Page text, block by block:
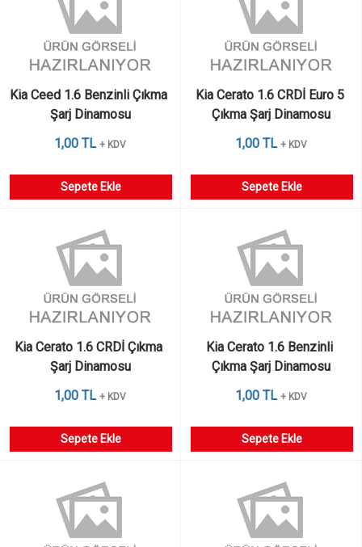
Kia Ceed 1.6 Benzinli Çıkma
Şarj Dinamosu
1,00 TL + KDV
Sepete Ekle
Kia Cerato 1.6 CRDİ Euro 5
Çıkma Şarj Dinamosu
1,00 TL + KDV
Sepete Ekle
Kia Cerato 1.6 CRDİ Çıkma
Şarj Dinamosu
1,00 TL + KDV
Sepete Ekle
Kia Cerato 1.6 Benzinli
Çıkma Şarj Dinamosu
1,00 TL + KDV
Sepete Ekle